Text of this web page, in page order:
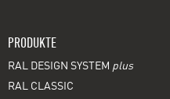
PRODUKTE
RAL DESIGN SYSTEM plus
RAL CLASSIC